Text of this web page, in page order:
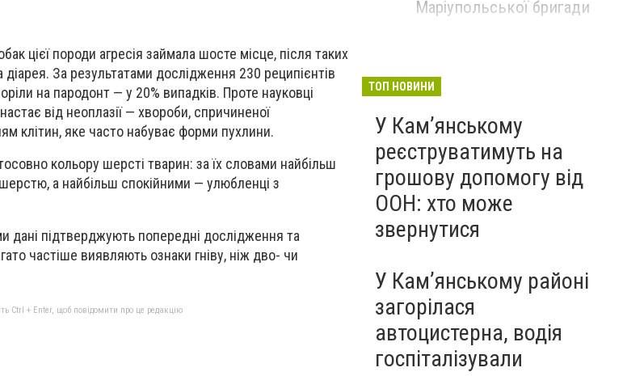
цієї породи агресія займала шосте місце, після таких
За результатами дослідження 230 реципієнтів
на пародонт — у 20% випадків. Проте науковці
від неоплазії — хвороби, спричиненої
клітин, яке часто набуває форми пухлини.
кольору шерсті тварин: за їх словами найбільш
а найбільш спокійними — улюбленці з
дані підтверджують попередні дослідження та
частіше виявляють ознаки гніву, ніж дво- чи
Ctrl + Enter, щоб повідомити про це редакцію
Маріупольської бригади
ТОП НОВИНИ
У Кам’янському
реєструватимуть на
грошову допомогу від
ООН: хто може
звернутися
У Кам’янському районі
загорілася
автоцистерна, водія
госпіталізували